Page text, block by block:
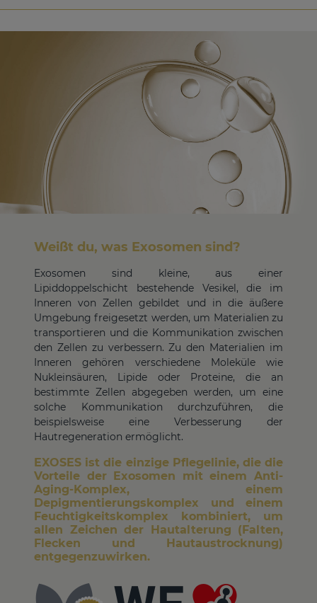
Weißt du, was Exosomen sind?
Exosomen sind kleine, aus einer
Lipiddoppelschicht bestehende Vesikel, die im
Inneren von Zellen gebildet und in die äußere
Umgebung freigesetzt werden, um Materialien zu
transportieren und die Kommunikation zwischen
den Zellen zu verbessern. Zu den Materialien im
Inneren gehören verschiedene Moleküle wie
Nukleinsäuren, Lipide oder Proteine, die an
bestimmte Zellen abgegeben werden, um eine
solche Kommunikation durchzuführen, die
beispielsweise eine Verbesserung der
Hautregeneration ermöglicht.
EXOSES ist die einzige Pflegelinie, die die
Vorteile der Exosomen mit einem Anti-
Aging-Komplex, einem
Depigmentierungskomplex und einem
Feuchtigkeitskomplex kombiniert, um
allen Zeichen der Hautalterung (Falten,
Flecken und Hautaustrocknung)
entgegenzuwirken.